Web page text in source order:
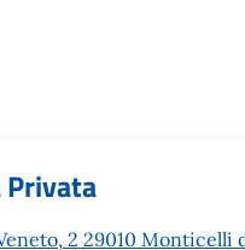
2 29010 Monticelli